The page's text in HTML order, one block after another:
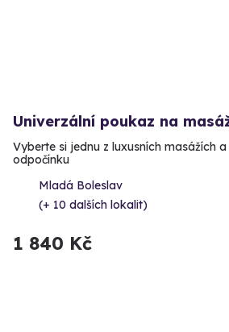
Univerzální poukaz na
Vyberte si jednu z luxusních masážích
odpočínku
Mladá Boleslav
(+ 10 dalších lokalit)
1 840 Kč